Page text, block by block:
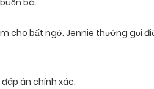
bã.
cho bất ngờ. Jennie thường gọi
án chính xác.